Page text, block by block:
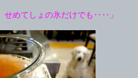
せめてしょの氷だけでも‥‥」